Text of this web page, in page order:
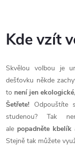
Kde vzít
Skvělou volbou je
dešťovku někde
to není jen
Šetřete! Odpouštíte
studenou? Tak
ale popadněte
Stejně tak můžete